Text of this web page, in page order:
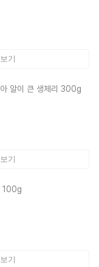
기
알이 큰 생체리 300g
기
100g
기